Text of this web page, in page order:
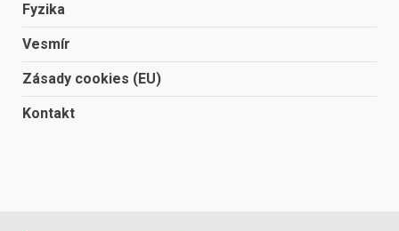
Fyzika
Vesmír
Zásady cookies (EU)
Kontakt